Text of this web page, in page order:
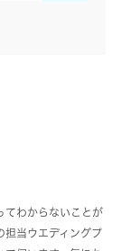
てわからないことが
担当ウエディングプ